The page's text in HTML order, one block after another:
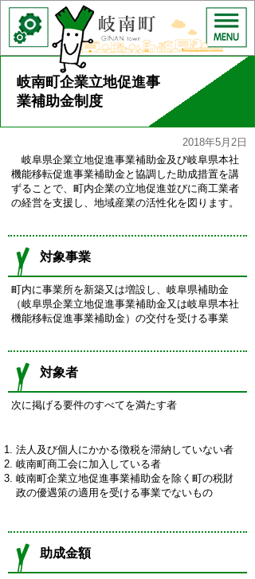
岐南町企業立地促進事
業補助金制度
2018年5月2日
岐阜県企業立地促進事業補助金及び岐阜県本社
機能移転促進事業補助金と協調した助成措置を講
ずることで、町内企業の立地促進並びに商工業者
の経営を支援し、地域産業の活性化を図ります。
対象事業
町内に事業所を新築又は増設し、岐阜県補助金
（岐阜県企業立地促進事業補助金又は岐阜県本社
機能移転促進事業補助金）の交付を受ける事業
対象者
次に掲げる要件のすべてを満たす者
法人及び個人にかかる徴税を滞納していない者
岐南町商工会に加入している者
岐南町企業立地促進事業補助金を除く町の税財
政の優遇策の適用を受ける事業でないもの
助成金額